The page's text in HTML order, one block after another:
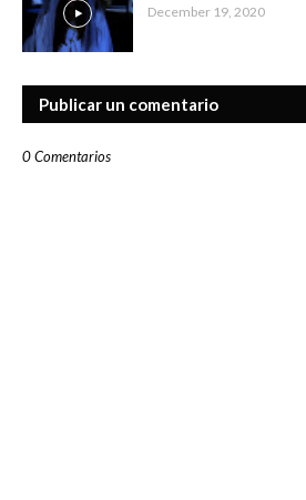
December 19, 2020
Publicar un comentario
0 Comentarios